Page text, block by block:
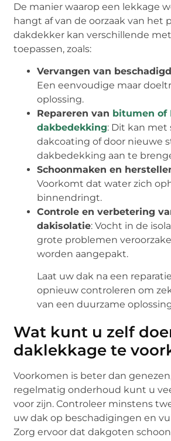
De manier waarop een lekkage
hangt af van de oorzaak van het
dakdekker kan verschillende
toepassen, zoals:
Vervangen van
Een eenvoudige maar
oplossing.
Repareren van bitumen of
dakbedekking: Dit kan met
dakcoating of door nieuwe
dakbedekking aan te
Schoonmaken en
Voorkomt dat water zich
binnendringt.
Controle en verbetering
dakisolatie: Vocht in de
grote problemen
worden aangepakt.
Laat uw dak na een
opnieuw controleren om
van een duurzame
Wat kunt u zelf
daklekkage te
Voorkomen is beter dan
regelmatig onderhoud kunt u
voor zijn. Controleer minstens
uw dak op beschadigingen en
Zorg ervoor dat dakgoten